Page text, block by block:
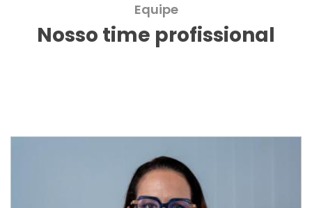
Equipe
Nosso time profissional